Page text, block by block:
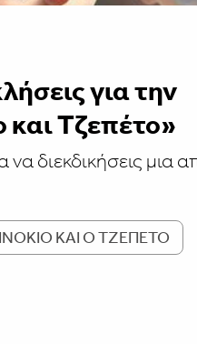
για την
Τζεπέτο»
διεκδικήσεις μια
ΚΑΙ Ο ΤΖΕΠΕΤΟ